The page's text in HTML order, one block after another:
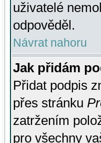
uživatelé
odpověděl.
Návrat nahoru
Jak přidám
Přidat podpis
přes stránku
zatržením
pro všechny